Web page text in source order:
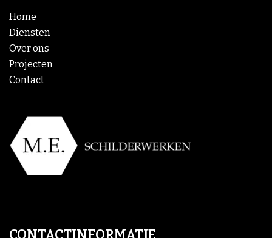
Home
Diensten
Over ons
Projecten
Contact
CONTACTINFORMATIE